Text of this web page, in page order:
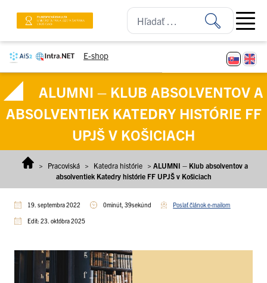
E-shop
Open
ALUMNI – KLUB ABSOLVENTOV A
ABSOLVENTIEK KATEDRY HISTÓRIE FF
UPJŠ V KOŠICIACH
> Pracoviská > Katedra histórie > ALUMNI – Klub absolventov a
absolventiek Katedry histórie FF UPJŠ v Košiciach
19. septembra 2022 0minút, 39sekúnd Poslať článok e-mailom
Edit: 23. októbra 2025